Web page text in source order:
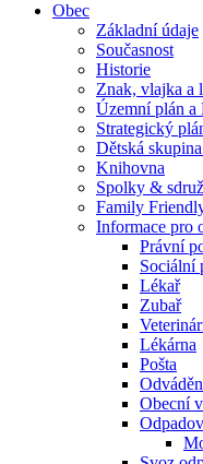
Obec
Základní údaje
Současnost
Historie
Znak, vlajka a
Územní plán a
Strategický
Dětská
Knihovna
Spolky &
Family
Informace pro
Právní
Sociální
Lékař
Zubař
Lékárna
Pošta
Obecní